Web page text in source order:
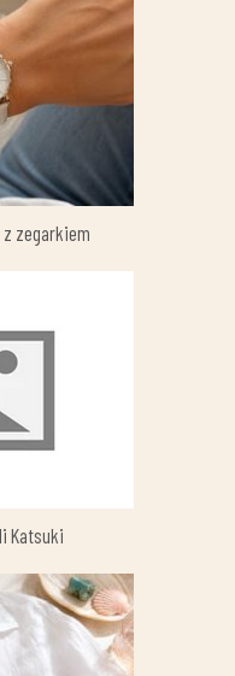
zegarkiem
Katsuki